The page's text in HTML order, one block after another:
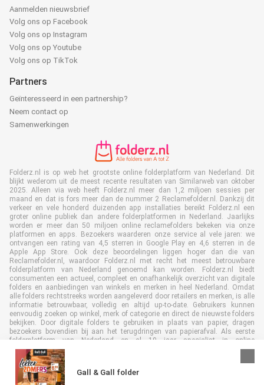
Gall & Gall folder
Aanmelden nieuwsbrief
Volg ons op Facebook
Volg ons op Instagram
Volg ons op Youtube
Volg ons op TikTok
Partners
Geïnteresseerd in een partnership?
Neem contact op
Samenwerkingen
Folderz.nl is op web het grootste online folderplatform van Nederland. Dit
blijkt wederom uit de meest recente resultaten van Similarweb van oktober
2025. Alleen via web heeft Folderz.nl meer dan 1,2 miljoen sessies per
maand en dat is fors meer dan de nummer 2 Reclamefolder.nl. Dankzij dit
verkeer en vele honderd duizenden app installaties bereikt Folderz.nl een
groter online publiek dan andere folderplatformen in Nederland. Jaarlijks
worden er meer dan 50 miljoen online reclamefolders bekeken via onze
platformen en apps. Bezoekers waarderen onze service al vele jaren: we
ontvangen een rating van 4,5 sterren in Google Play en 4,6 sterren in de
Apple App Store. Ook deze beoordelingen liggen hoger dan die van
Reclamefolder.nl, waardoor Folderz.nl met recht het meest betrouwbare
folderplatform van Nederland genoemd kan worden. Folderz.nl biedt
consumenten een actueel, compleet en onafhankelijk overzicht van digitale
folders en aanbiedingen van winkels en merken in heel Nederland. Omdat
alle folders rechtstreeks worden aangeleverd door retailers en merken, is alle
informatie betrouwbaar, volledig en altijd up-to-date. Gebruikers kunnen
eenvoudig zoeken op winkel, merk of categorie en direct de nieuwste folders
bekijken. Door digitale folders te gebruiken in plaats van papier, dragen
bezoekers bovendien bij aan het terugdringen van papierafval. Als eerste
folderplatform van Nederland en al 19 jaar specialist in online
folderpublicaties, heeft Folderz.nl duurzame samenwerkingen opgebouwd
met retailers en merken. Hierdoor zijn we uitgegroeid tot de toonaangevende
speler in de digitale foldermarkt.